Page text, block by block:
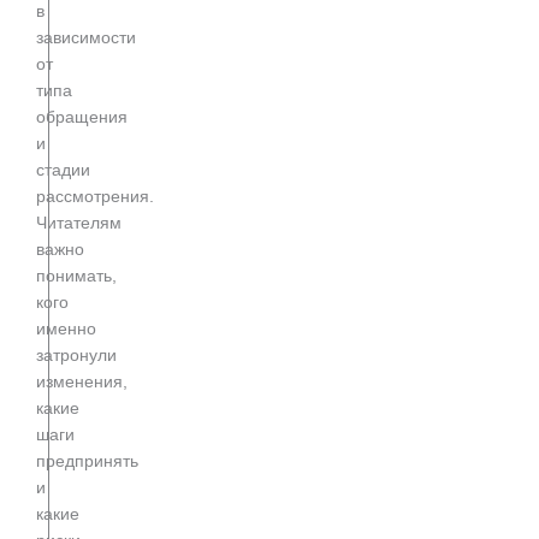
в
зависимости
от
типа
обращения
и
стадии
рассмотрения.
Читателям
важно
понимать,
кого
именно
затронули
изменения,
какие
шаги
предпринять
и
какие